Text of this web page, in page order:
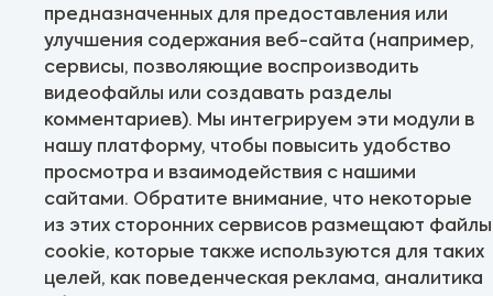
предназначенных для предоставления или
улучшения содержания веб-сайта (например,
сервисы, позволяющие воспроизводить
видеофайлы или создавать разделы
комментариев). Мы интегрируем эти модули в
нашу платформу, чтобы повысить удобство
просмотра и взаимодействия с нашими
сайтами. Обратите внимание, что некоторые
из этих сторонних сервисов размещают файлы
cookie, которые также используются для таких
целей, как поведенческая реклама, аналитика